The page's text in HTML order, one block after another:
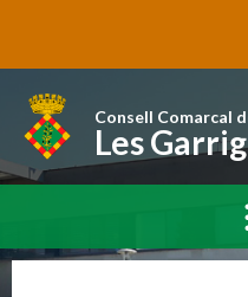
Consell Comarcal
Les